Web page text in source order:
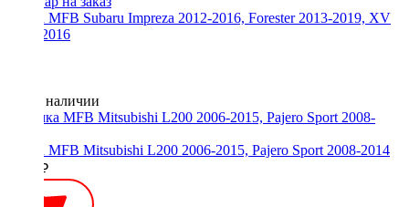
Рамка MFB Subaru Impreza 2012-2016, Forester 2013-2019, XV
2012-2016
Нет в наличии
Рамка MFB Mitsubishi L200 2006-2015, Pajero Sport 2008-2014
2300 ₽